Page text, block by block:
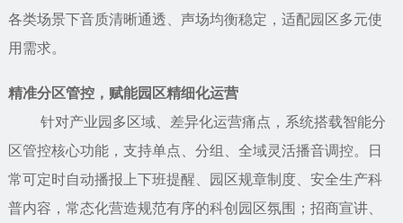
各类场景下音质清晰通透、声场均衡稳定，适配园区多元使
用需求。
精准分区管控，赋能园区精细化运营
针对产业园多区域、差异化运营痛点，系统搭载智能分
区管控核心功能，支持单点、分组、全域灵活播音调控。日
常可定时自动播报上下班提醒、园区规章制度、安全生产科
普内容，常态化营造规范有序的科创园区氛围；招商宣讲、